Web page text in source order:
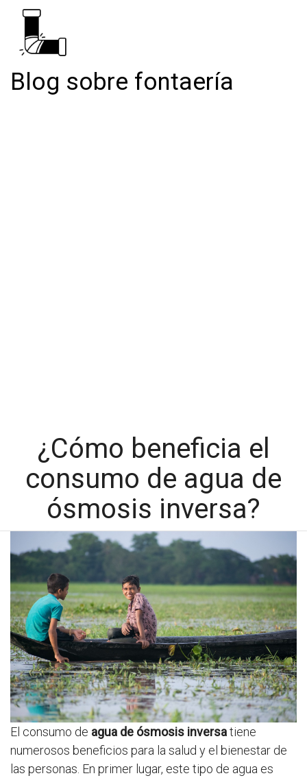
Blog sobre fontaería
¿Cómo beneficia el
consumo de agua de
ósmosis inversa?
El consumo de agua de ósmosis inversatiene
numerosos beneficios para la salud y el bienestar de
las personas. En primer lugar, este tipo de agua es